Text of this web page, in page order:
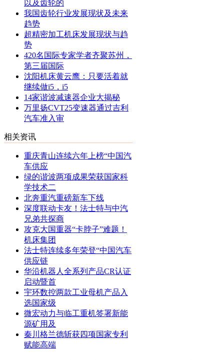
以及齿轮的
我国齿轮行业发展现状及未来
趋势
超精密加工机床发展现状与趋
势
420名国际专家学者齐聚苏州，
第三届国际
沈阳机床黄云鹰：只要活着就
继续做i5，i5
14家谐波减速器企业大揭秘
万里扬CVT25变速器通过吉利
汽车准入审
相关资讯
重庆青山连续六年上榜“中国汽
车供应
绿的谐波两项成果荣获国家科
学技术二
北奔重汽重磅新车下线
深度联动卡友！法士特与中汽
兄弟共探商
攻克大国重器“卡脖子”难题！
机床集团
法士特连续多年荣登“中国汽车
供应链
华沿机器人全系列产品CR认证
启动暨首
宇环数控两款工业母机产品入
选国家级
微宏动力与临工重机签署新能
源矿用及
秦川格兰德斩获四项国家专利
赋能高端